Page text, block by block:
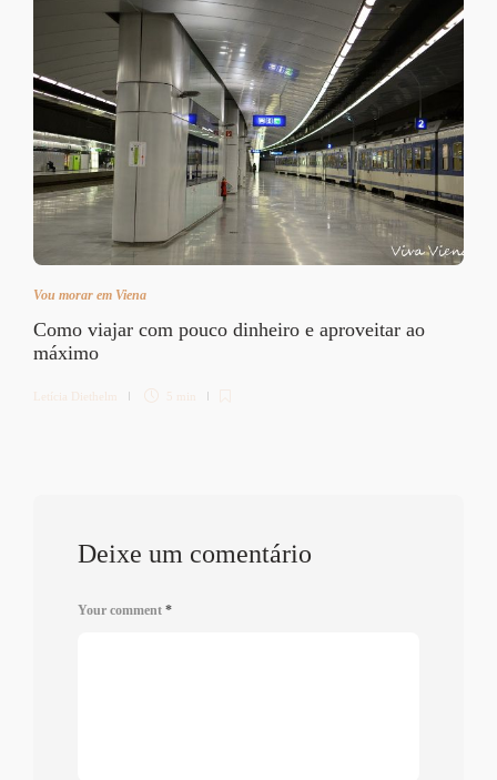
Vou morar em Viena
Como viajar com pouco dinheiro e aproveitar ao
máximo
Letícia Diethelm 5 min
Deixe um comentário
Your comment *